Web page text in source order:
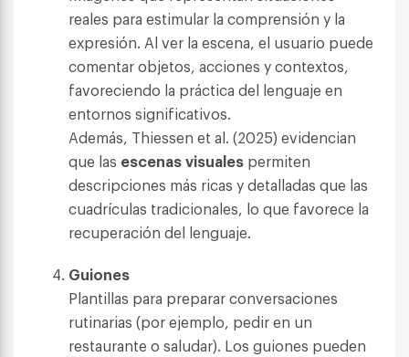
reales para estimular la comprensión y la
expresión. Al ver la escena, el usuario puede
comentar objetos, acciones y contextos,
favoreciendo la práctica del lenguaje en
entornos significativos.
Además, Thiessen et al. (2025) evidencian
que las escenas visuales permiten
descripciones más ricas y detalladas que las
cuadrículas tradicionales, lo que favorece la
recuperación del lenguaje.
Guiones
Plantillas para preparar conversaciones
rutinarias (por ejemplo, pedir en un
restaurante o saludar). Los guiones pueden